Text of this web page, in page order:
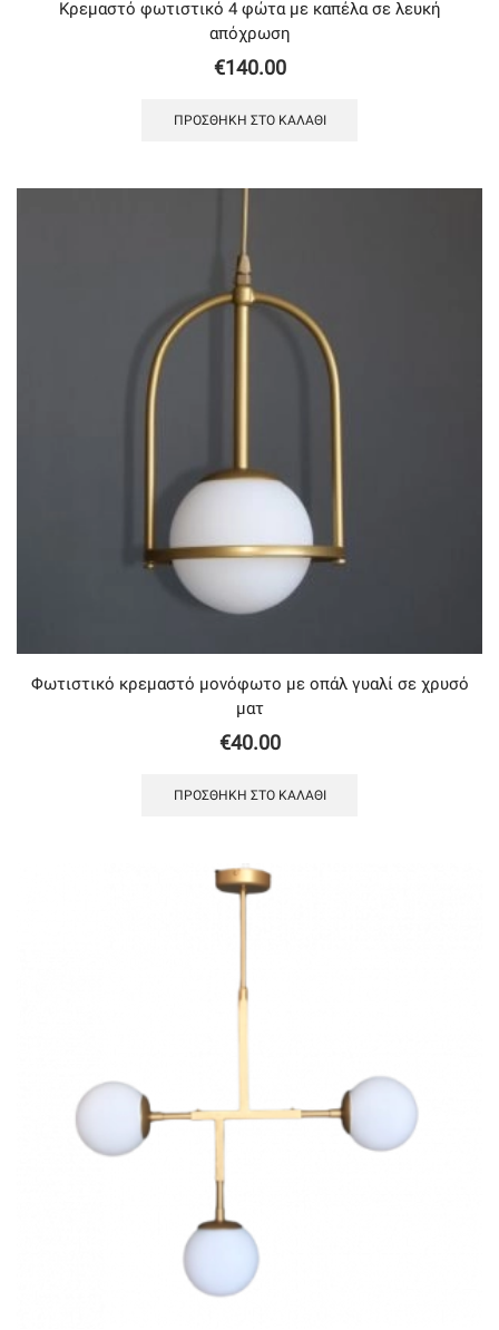
Κρεμαστό φωτιστικό 4 φώτα με καπέλα σε λευκή
απόχρωση
€140.00
ΠΡΟΣΘΉΚΗ ΣΤΟ ΚΑΛΆΘΙ
Φωτιστικό κρεμαστό μονόφωτο με οπάλ γυαλί σε χρυσό
ματ
€40.00
ΠΡΟΣΘΉΚΗ ΣΤΟ ΚΑΛΆΘΙ